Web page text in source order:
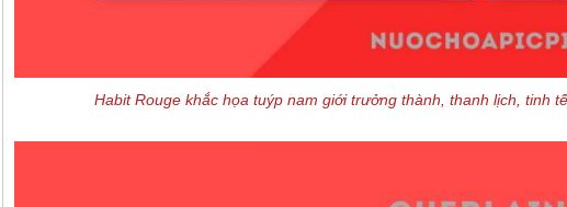
Habit Rouge khắc họa tuýp nam giới trưởng thành, thanh lịch, tinh